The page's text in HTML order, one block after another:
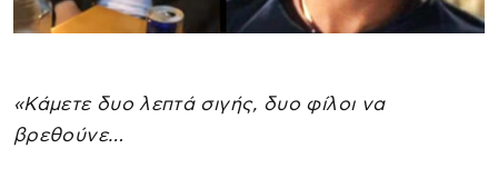
«Κάμετε δυο λεπτά σιγής, δυο φίλοι να
βρεθούνε…